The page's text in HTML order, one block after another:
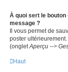
À quoi sert le bouton
message ?
Il vous permet de
poster
(ongletAperçu -->
Haut